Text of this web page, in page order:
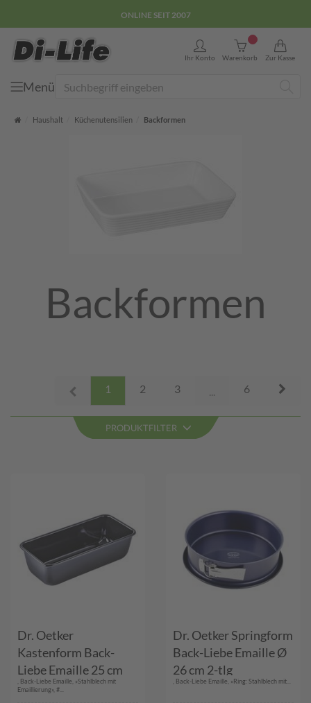
ONLINE SEIT 2007
Ihr Konto Warenkorb
0
Zur Kasse
Menü
Startseite
Haushalt Küchenutensilien Backformen
Backformen
1 2 3 6
PRODUKTFILTER
Dr. Oetker
Kastenform Back-
Liebe Emaille 25 cm
, Back-Liebe Emaille, »Stahlblech mit
Emaillierung», #...
Dr. Oetker Springform
Back-Liebe Emaille Ø
26 cm 2-tlg
, Back-Liebe Emaille, »Ring: Stahlblech mit...